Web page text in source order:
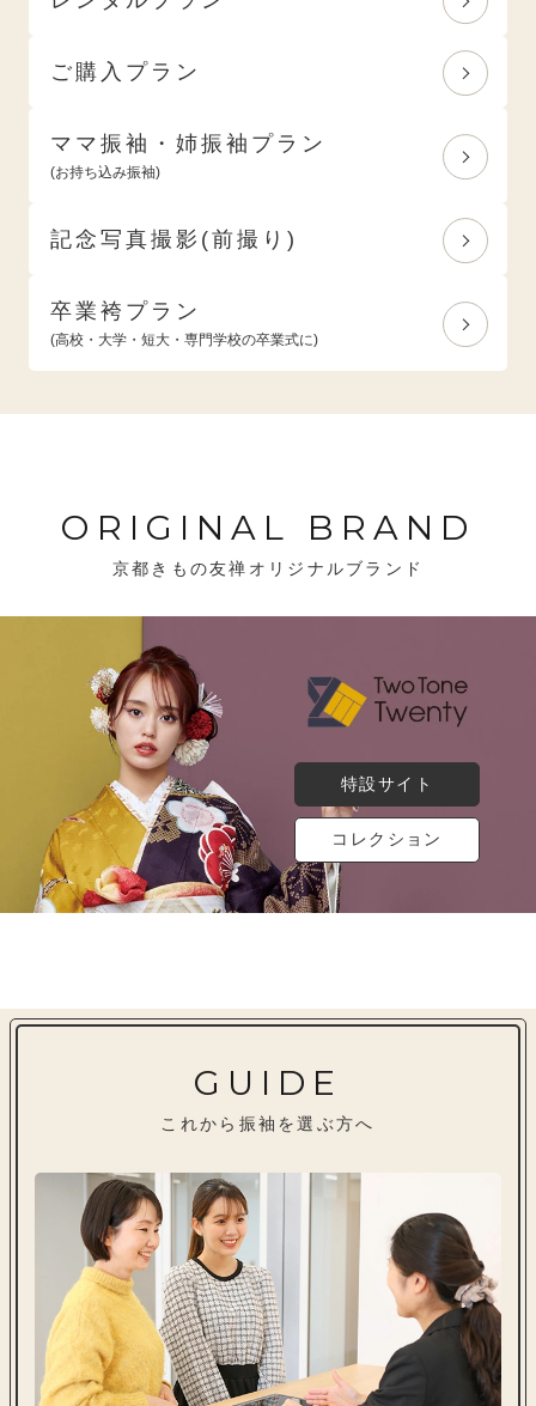
ご購入プラン
ママ振袖・姉振袖プラン
(お持ち込み振袖)
記念写真撮影(前撮り)
卒業袴プラン
(高校・大学・短大・専門学校の卒業式に)
ORIGINAL BRAND
京都きもの友禅オリジナルブランド
特設サイト
コレクション
GUIDE
これから振袖を選ぶ方へ